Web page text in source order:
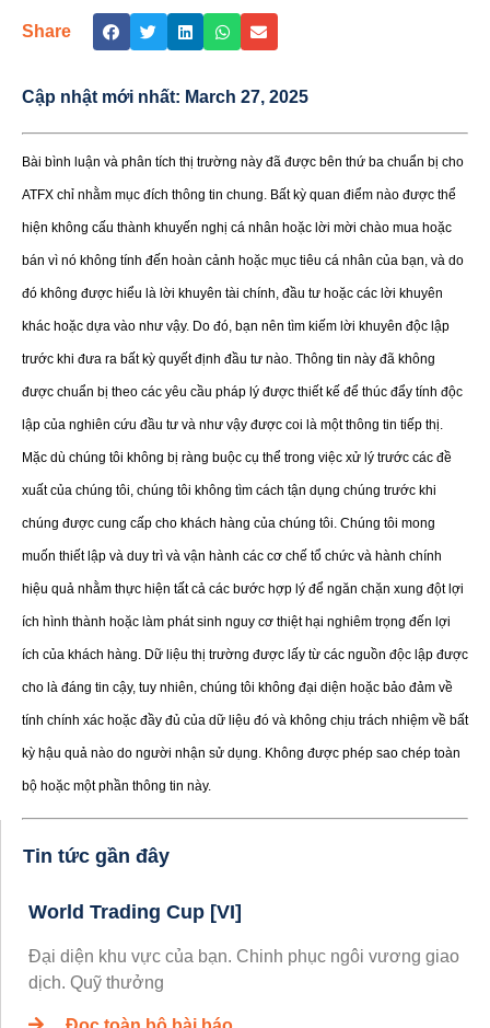
Share
Cập nhật mới nhất: March 27, 2025
Bài bình luận và phân tích thị trường này đã được bên thứ ba chuẩn bị cho
ATFX chỉ nhằm mục đích thông tin chung. Bất kỳ quan điểm nào được thể
hiện không cấu thành khuyến nghị cá nhân hoặc lời mời chào mua hoặc
bán vì nó không tính đến hoàn cảnh hoặc mục tiêu cá nhân của bạn, và do
đó không được hiểu là lời khuyên tài chính, đầu tư hoặc các lời khuyên
khác hoặc dựa vào như vậy. Do đó, bạn nên tìm kiếm lời khuyên độc lập
trước khi đưa ra bất kỳ quyết định đầu tư nào. Thông tin này đã không
được chuẩn bị theo các yêu cầu pháp lý được thiết kế để thúc đẩy tính độc
lập của nghiên cứu đầu tư và như vậy được coi là một thông tin tiếp thị.
Mặc dù chúng tôi không bị ràng buộc cụ thể trong việc xử lý trước các đề
xuất của chúng tôi, chúng tôi không tìm cách tận dụng chúng trước khi
chúng được cung cấp cho khách hàng của chúng tôi. Chúng tôi mong
muốn thiết lập và duy trì và vận hành các cơ chế tổ chức và hành chính
hiệu quả nhằm thực hiện tất cả các bước hợp lý để ngăn chặn xung đột lợi
ích hình thành hoặc làm phát sinh nguy cơ thiệt hại nghiêm trọng đến lợi
ích của khách hàng. Dữ liệu thị trường được lấy từ các nguồn độc lập được
cho là đáng tin cậy, tuy nhiên, chúng tôi không đại diện hoặc bảo đảm về
tính chính xác hoặc đầy đủ của dữ liệu đó và không chịu trách nhiệm về bất
kỳ hậu quả nào do người nhận sử dụng. Không được phép sao chép toàn
bộ hoặc một phần thông tin này.
Tin tức gần đây
World Trading Cup [VI]
Đại diện khu vực của bạn. Chinh phục ngôi vương giao
dịch. Quỹ thưởng